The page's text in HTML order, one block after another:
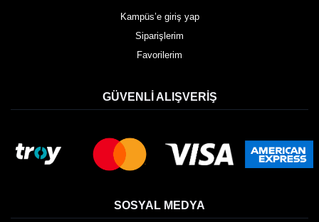
Kampüs’e giriş yap
Siparişlerim
Favorilerim
GÜVENLI ALIŞVERIŞ
SOSYAL MEDYA